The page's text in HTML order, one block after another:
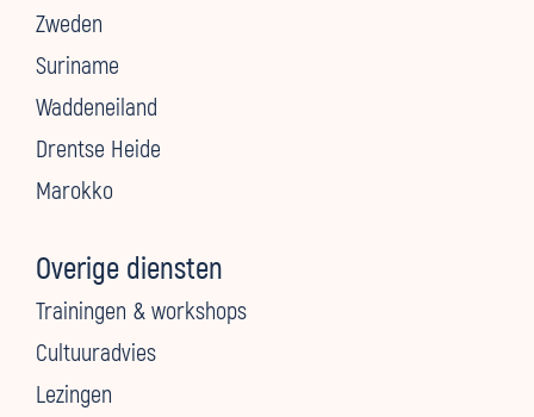
Zweden
Suriname
Waddeneiland
Drentse Heide
Marokko
Overige diensten
Trainingen & workshops
Cultuuradvies
Lezingen